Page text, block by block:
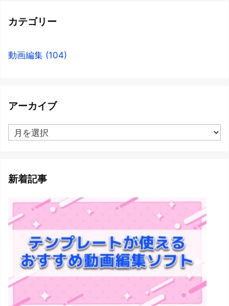
カテゴリー
動画編集 (104)
アーカイブ
ア
ー
ブ
新着記事